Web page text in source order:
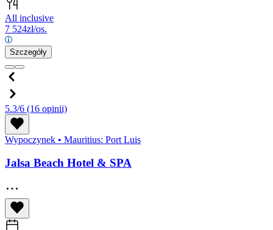
All inclusive
7 524zł/os.
Szczegóły
5.3/6 (16 opinii)
Wypoczynek • Mauritius: Port Luis
Jalsa Beach Hotel & SPA